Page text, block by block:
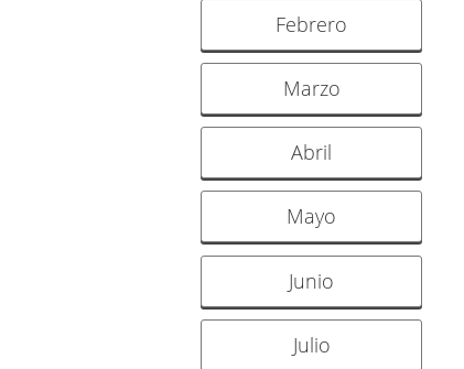
Febrero
Marzo
Abril
Mayo
Junio
Julio